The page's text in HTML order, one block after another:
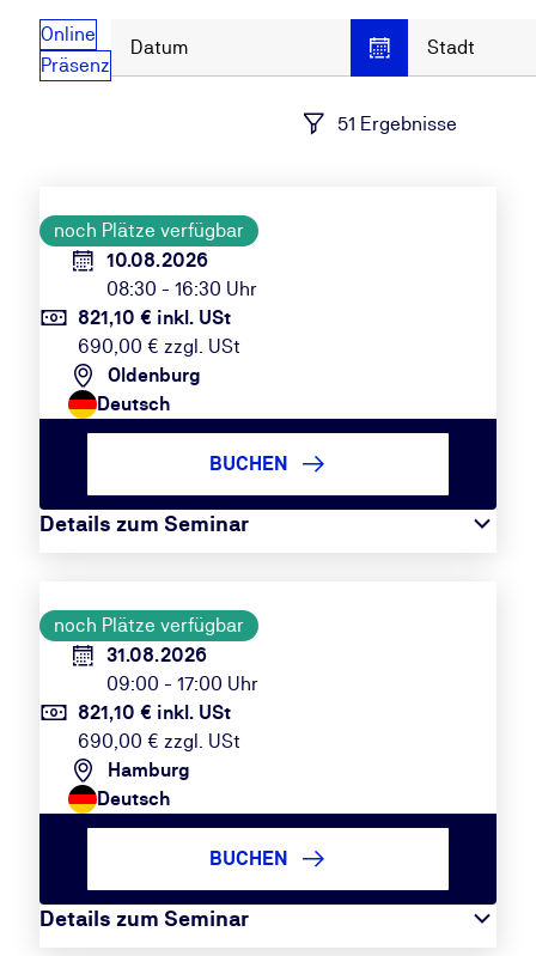
Online
Präsenz
Datum Stadt
51 Ergebnisse
noch Plätze verfügbar
10.08.2026
08:30 - 16:30 Uhr
821,10 € inkl. USt
690,00 € zzgl. USt
Oldenburg
Deutsch
Details zum Seminar
BUCHEN
noch Plätze verfügbar
31.08.2026
09:00 - 17:00 Uhr
821,10 € inkl. USt
690,00 € zzgl. USt
Hamburg
Deutsch
Details zum Seminar
BUCHEN